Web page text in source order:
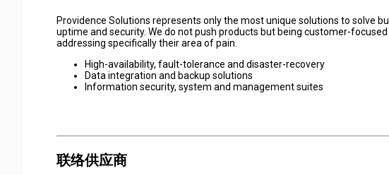
Providence Solutions represents only the most unique solutions to solve
uptime and security. We do not push products but being customer-
addressing specifically their area of pain.
High-availability, fault-tolerance and disaster-recovery
Data integration and backup solutions
Information security, system and management suites
联络供应商